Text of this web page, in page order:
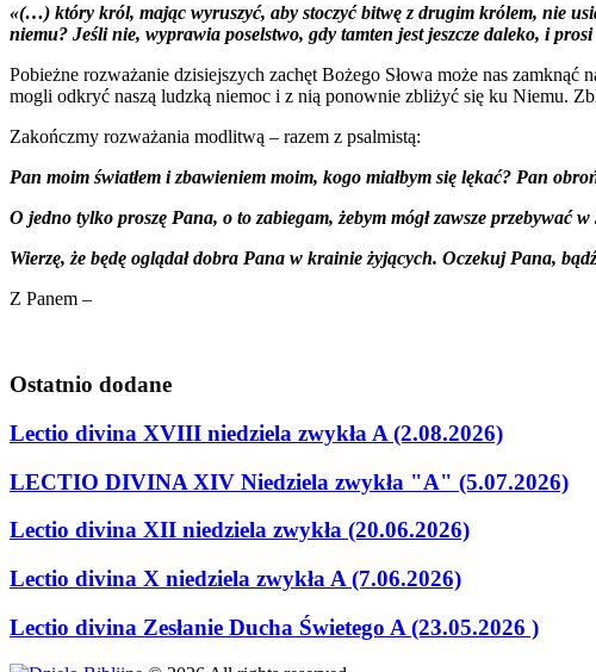
«(…) który król, mając wyruszyć, aby stoczyć bitwę z drugim królem, nie
niemu? Jeśli nie, wyprawia poselstwo, gdy tamten jest jeszcze daleko, i
Pobieżne rozważanie dzisiejszych zachęt Bożego Słowa może nas
mogli odkryć naszą ludzką niemoc i z nią ponownie zbliżyć się ku Niemu.
Zakończmy rozważania modlitwą – razem z psalmistą:
Pan moim światłem i zbawieniem moim, kogo miałbym się lękać? Pan
O jedno tylko proszę Pana, o to zabiegam, żebym mógł zawsze przebywać
Wierzę, że będę oglądał dobra Pana w krainie żyjących. Oczekuj Pana,
Z Panem –
Ostatnio dodane
Lectio divina XVIII niedziela zwykła A (2.08.2026)
LECTIO DIVINA XIV Niedziela zwykła "A" (5.07.2026)
Lectio divina XII niedziela zwykła (20.06.2026)
Lectio divina X niedziela zwykła A (7.06.2026)
Lectio divina Zesłanie Ducha Świetego A (23.05.2026 )